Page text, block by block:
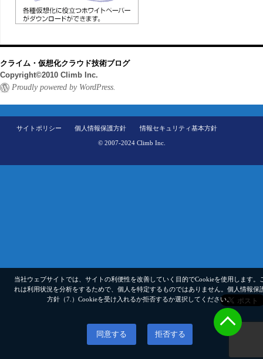
クライム・仮想化クラウド技術ブログ
Copyright©2010 Climb Inc.
Proudly powered by WordPress.
サイトポリシー 個人情報保護方針 情報セキュリティ基本方針
© 2007-2024 Climb Inc.
当社ウェブサイトでは、サイトの利便性を改善していく目的でCookieを使用します。
れは利用状況を分析をするためで、個人を特定するものではありません。 個人情報保
方針（7.） Cookieを受け入れるか拒否するか選択してください。
同意する 拒否する